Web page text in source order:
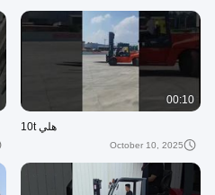
00:10
هلي 10t
October 10, 2025